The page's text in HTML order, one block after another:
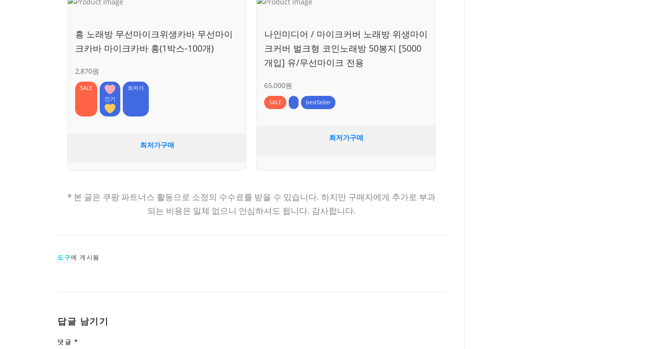
흥 노래방 무선마이크위생카바 무선마이
크카바 마이크카바 흥(1박스-100개)
2,870원
SALE
인기
최저가
최저가구매
나인미디어 / 마이크커버 노래방 위생마이
크커버 벌크형 코인노래방 50봉지 [5000
개입] 유/무선마이크 전용
65,000원
SALE bestSeller
최저가구매
* 본 글은 쿠팡 파트너스 활동으로 소정의 수수료를 받을 수 있습니다. 하지만 구매자에게 추가로 부과
되는 비용은 일체 없으니 안심하셔도 됩니다. 감사합니다.
도구에 게시됨
답글 남기기
댓글 *